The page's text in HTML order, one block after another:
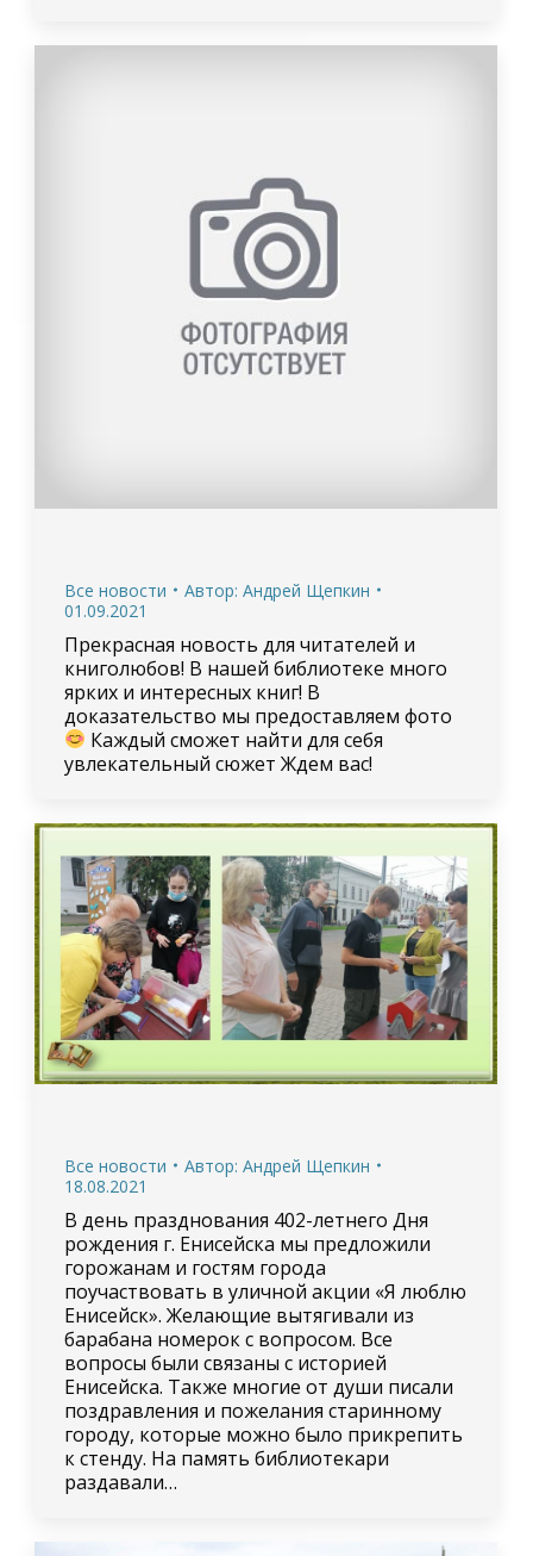
Все новости Автор: Андрей Щепкин
01.09.2021
Прекрасная новость для читателей и
книголюбов! В нашей библиотеке много
ярких и интересных книг! В
доказательство мы предоставляем фото
Каждый сможет найти для себя
увлекательный сюжет Ждем вас!
Все новости Автор: Андрей Щепкин
18.08.2021
В день празднования 402-летнего Дня
рождения г. Енисейска мы предложили
горожанам и гостям города
поучаствовать в уличной акции «Я люблю
Енисейск». Желающие вытягивали из
барабана номерок с вопросом. Все
вопросы были связаны с историей
Енисейска. Также многие от души писали
поздравления и пожелания старинному
городу, которые можно было прикрепить
к стенду. На память библиотекари
раздавали…